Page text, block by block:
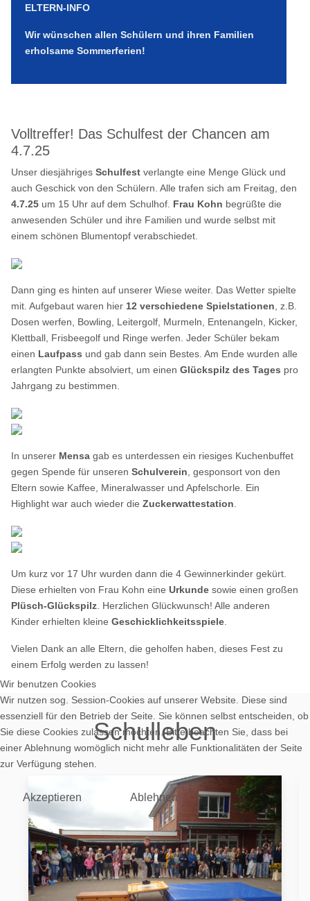
ELTERN-INFO
Wir wünschen allen Schülern und ihren Familien
erholsame Sommerferien!
Volltreffer! Das Schulfest der Chancen am
4.7.25
Unser diesjährigesSchulfestverlangte eine Menge Glück und
auch Geschick von den Schülern. Alle trafen sich am Freitag, den
4.7.25 um 15 Uhr auf dem Schulhof. Frau Kohn begrüßte die
anwesenden Schüler und ihre Familien und wurde selbst mit
einem schönen Blumentopf verabschiedet.
Dann ging es hinten auf unserer Wiese weiter. Das Wetter spielte
mit. Aufgebaut waren hier 12 verschiedene Spielstationen , z.B.
Dosen werfen, Bowling, Leitergolf, Murmeln, Entenangeln, Kicker,
Klettball, Frisbeegolf und Ringe werfen. Jeder Schüler bekam
einen Laufpass und gab dann sein Bestes. Am Ende wurden alle
erlangten Punkte absolviert, um einenGlückspilz des Tages pro
Jahrgang zu bestimmen.
In unserer Mensa gab es unterdessen ein riesiges Kuchenbuffet
gegen Spende für unserenSchulverein , gesponsort von den
Eltern sowie Kaffee, Mineralwasser und Apfelschorle. Ein
Highlight war auch wieder dieZuckerwattestation
Um kurz vor 17 Uhr wurden dann die 4 Gewinnerkinder gekürt.
Diese erhielten von Frau Kohn eineUrkunde sowie einen großen
Plüsch-Glückspilz . Herzlichen Glückwunsch! Alle anderen
Kinder erhielten kleineGeschicklichkeitsspiele
Vielen Dank an alle Eltern, die geholfen haben, dieses Fest zu
einem Erfolg werden zu lassen!
Schulleben
Wir benutzen Cookies
Wir nutzen sog. Session-Cookies auf unserer Website. Diese sind
essenziell für den Betrieb der Seite. Sie können selbst entscheiden, ob
Sie diese Cookies zulassen möchten. Bitte beachten Sie, dass bei
einer Ablehnung womöglich nicht mehr alle Funktionalitäten der Seite
zur Verfügung stehen.
Akzeptieren Ablehnen